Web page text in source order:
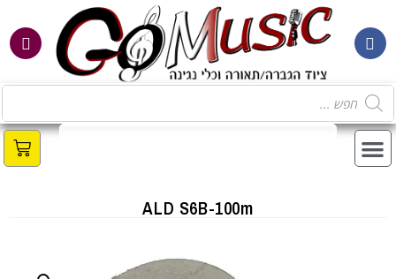
ALD S6B-100m